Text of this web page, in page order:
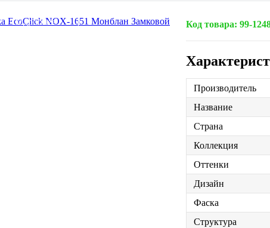
Подробнее Код товара: 99-
Производитель
Название
Страна
Коллекция
Оттенки
Дизайн
Фаска
Структура